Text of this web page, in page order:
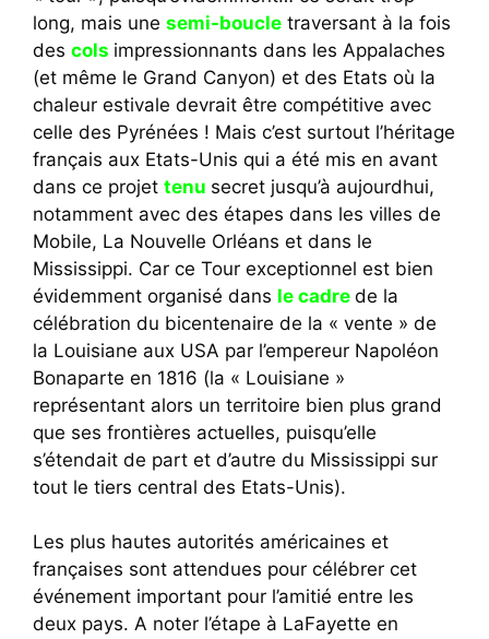
long, mais une semi-boucle traversant à la fois
des cols impressionnants dans les Appalaches
(et même le Grand Canyon) et des Etats où la
chaleur estivale devrait être compétitive avec
celle des Pyrénées ! Mais c’est surtout l’héritage
français aux Etats-Unis qui a été mis en avant
dans ce projet tenu secret jusqu’à aujourdhui,
notamment avec des étapes dans les villes de
Mobile, La Nouvelle Orléans et dans le
Mississippi. Car ce Tour exceptionnel est bien
évidemment organisé dans le cadre de la
célébration du bicentenaire de la « vente » de
la Louisiane aux USA par l’empereur Napoléon
Bonaparte en 1816 (la « Louisiane »
représentant alors un territoire bien plus grand
que ses frontières actuelles, puisqu’elle
s’étendait de part et d’autre du Mississippi sur
tout le tiers central des Etats-Unis).
Les plus hautes autorités américaines et
françaises sont attendues pour célébrer cet
événement important pour l’amitié entre les
deux pays. A noter l’étape à LaFayette en